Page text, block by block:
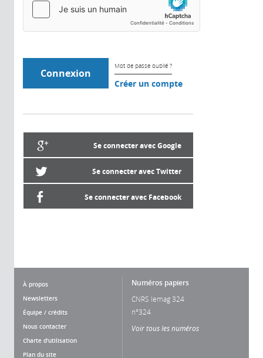
Mot de passe oublié ?
Créer un compte
Se connecter avec Google
Se connecter avec Twitter
Se connecter avec Facebook
À propos
Newsletters
Équipe / crédits
Nous contacter
Charte d'utilisation
Plan du site
Numéros papiers
CNRS lemag 324
n°324
Voir tous les numéros